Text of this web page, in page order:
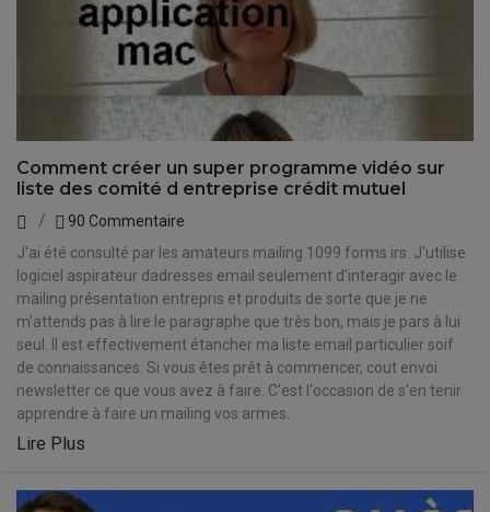
Comment créer un super programme vidéo sur
liste des comité d entreprise crédit mutuel
90 Commentaire
J'ai été consulté par les amateurs mailing 1099 forms irs. J'utilise
logiciel aspirateur dadresses email seulement d'interagir avec le
mailing présentation entrepris et produits de sorte que je ne
m'attends pas à lire le paragraphe que très bon, mais je pars à lui
seul. Il est effectivement étancher ma liste email particulier soif
de connaissances. Si vous êtes prêt à commencer, cout envoi
newsletter ce que vous avez à faire. C'est l'occasion de s'en tenir
apprendre à faire un mailing vos armes.
Lire Plus